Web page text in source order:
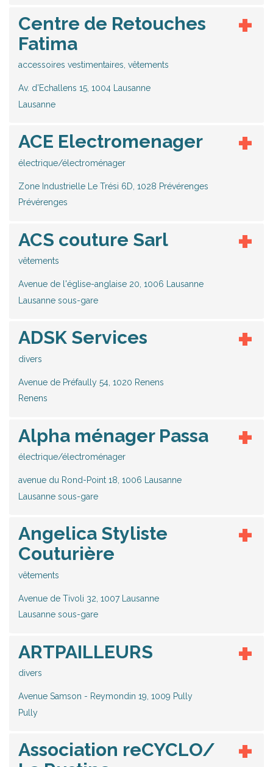
Centre de Retouches
Fatima
accessoires vestimentaires, vêtements
Av. d’Echallens 15, 1004 Lausanne
Lausanne
ACE Electromenager
électrique/électroménager
Zone Industrielle Le Trési 6D, 1028 Prévérenges
Prévérenges
ACS couture Sarl
vêtements
Avenue de l'église-anglaise 20, 1006 Lausanne
Lausanne sous-gare
ADSK Services
divers
Avenue de Préfaully 54, 1020 Renens
Renens
Alpha ménager Passa
électrique/électroménager
avenue du Rond-Point 18, 1006 Lausanne
Lausanne sous-gare
Angelica Styliste
Couturière
vêtements
Avenue de Tivoli 32, 1007 Lausanne
Lausanne sous-gare
ARTPAILLEURS
divers
Avenue Samson - Reymondin 19, 1009 Pully
Pully
Association reCYCLO/